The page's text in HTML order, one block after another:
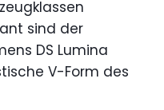
sind der
DS Lumina
V-Form des